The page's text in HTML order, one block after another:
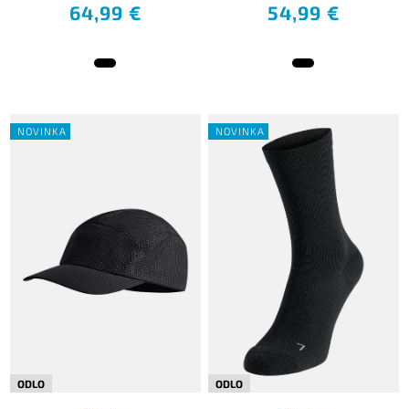
64,99 € 54,99 €
NOVINKA
ODLO
NOVINKA
ODLO